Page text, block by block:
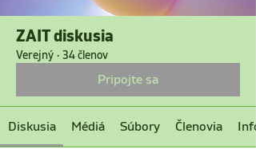
ZAIT diskusia
Verejný · 34 členov
Pripojte sa
Diskusia Médiá Súbory Členovia